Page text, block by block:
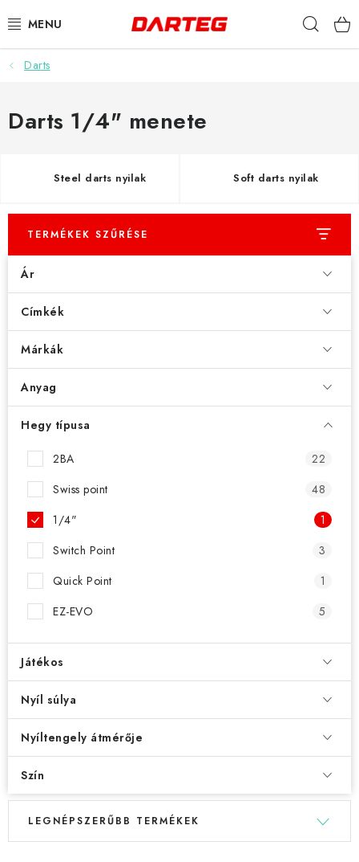
tartalomhoz
DARTS
DARTS TÁBLÁK
HEGYEK
SZÁRAK
TOKOK
RUHÁZAT
AKCIÓK
DARTS
AJÁNDÉKUTALVÁNYOK
Elérhetőségek
Darts
Darts 1/4" menete
Steel darts nyilak Soft darts nyilak
TERMÉKEK SZŰRÉSE
Ár
Címkék
Márkák
Anyag
Hegy típusa
2BA
22
Swiss point
48
1/4"
1
Switch Point
3
Quick Point
1
EZ-EVO
5
Játékos
Nyíl súlya
Nyíltengely átmérője
Szín
T
T
LEGNÉPSZERŰBB TERMÉKEK